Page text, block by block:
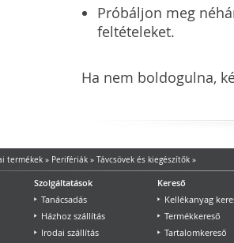
Próbáljon meg
feltételeket.
Ha nem boldogulna,
termékek» Perifériák» Távcsövek és kiegészítők»
Szolgáltatások
Tanácsadás
Házhoz szállítás
Irodai szállítás
Kereső
Kellékanyag
Termékkereső
Tartalomkereső